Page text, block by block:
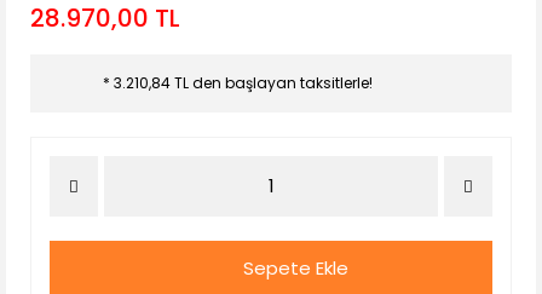
28.970,00 TL
* 3.210,84 TL den başlayan taksitlerle!
Sepete Ekle